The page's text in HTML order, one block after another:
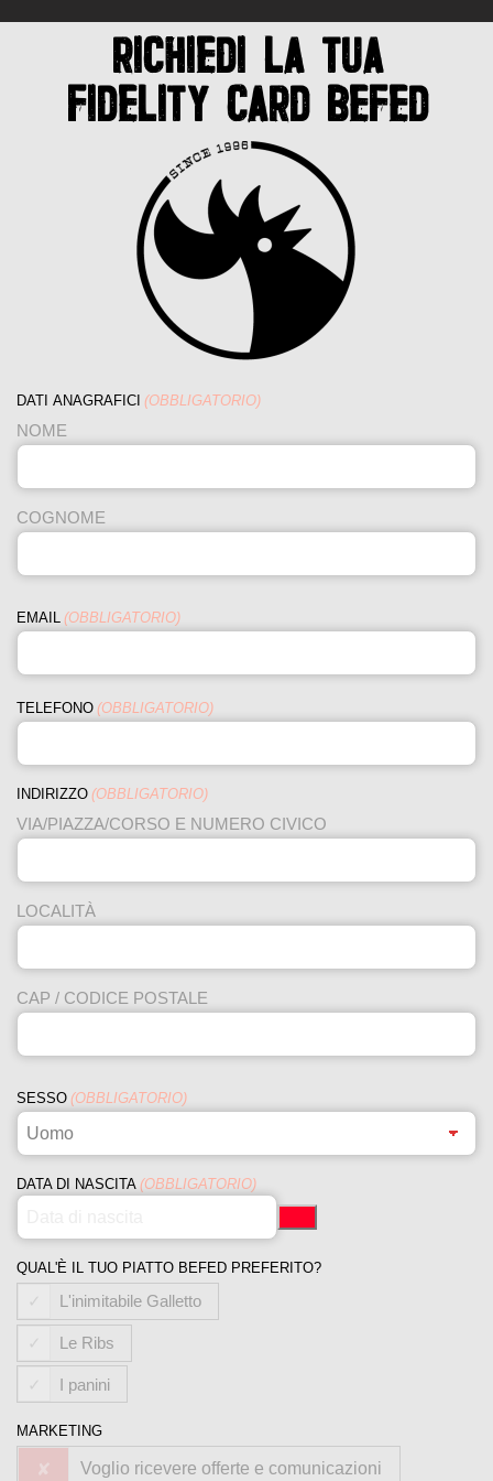
RICHIEDI LA TUA
FIDELITY CARD BEFED
DATI ANAGRAFICI (OBBLIGATORIO)
NOME
COGNOME
EMAIL (OBBLIGATORIO)
TELEFONO (OBBLIGATORIO)
INDIRIZZO (OBBLIGATORIO)
VIA/PIAZZA/CORSO E NUMERO CIVICO
LOCALITÀ
CAP / CODICE POSTALE
SESSO (OBBLIGATORIO)
DATA DI NASCITA (OBBLIGATORIO)
QUAL'È IL TUO PIATTO BEFED PREFERITO?
L'inimitabile Galletto
Le Ribs
I panini
MARKETING
Voglio ricevere offerte e comunicazioni